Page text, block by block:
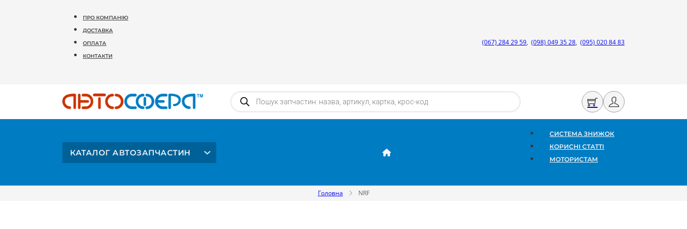
ПРО КОМПАНІЮ
ДОСТАВКА
ОПЛАТА
КОНТАКТИ
(067) 284 29 59, (098) 049 35 28, (095) 020 84 83
Products search
КАТАЛОГ АВТОЗАПЧАСТИН
СИСТЕМА ЗНИЖОК
КОРИСНІ СТАТТІ
МОТОРИСТАМ
Головна NRF